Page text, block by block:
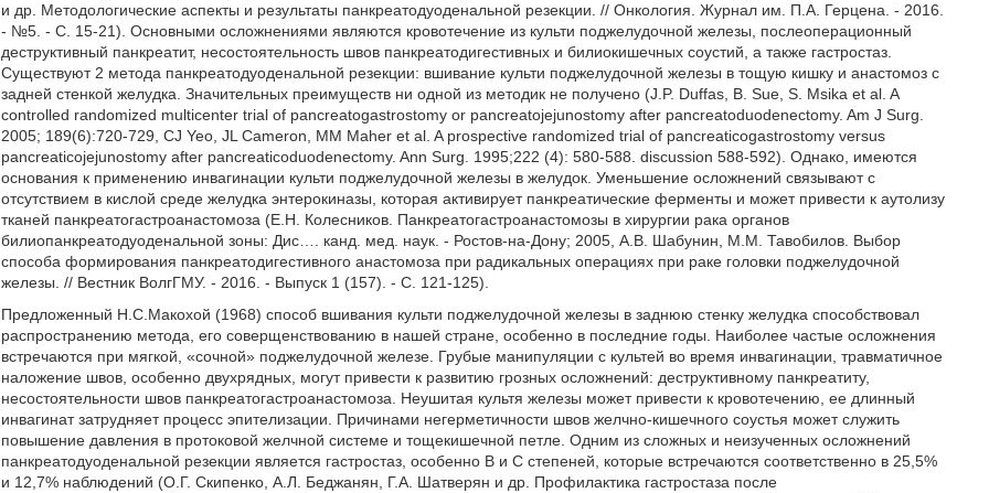
и др. Методологические аспекты и результаты панкреатодуоденальной резекции. // Онкология. Журнал им. П.А. Герцена. - 2016.
- №5. - С. 15-21). Основными осложнениями являются кровотечение из культи поджелудочной железы, послеоперационный
деструктивный панкреатит, несостоятельность швов панкреатодигестивных и билиокишечных соустий, а также гастростаз.
Существуют 2 метода панкреатодуоденальной резекции: вшивание культи поджелудочной железы в тощую кишку и анастомоз с
задней стенкой желудка. Значительных преимуществ ни одной из методик не получено (J.P. Duffas, В. Sue, S. Msika et al. A
controlled randomized multicenter trial of pancreatogastrostomy or pancreatojejunostomy after pancreatoduodenectomy. Am J Surg.
2005; 189(6):720-729, CJ Yeo, JL Cameron, MM Maher et al. A prospective randomized trial of pancreaticogastrostomy versus
pancreaticojejunostomy after pancreaticoduodenectomy. Ann Surg. 1995;222 (4): 580-588. discussion 588-592). Однако, имеются
основания к применению инвагинации культи поджелудочной железы в желудок. Уменьшение осложнений связывают с
отсутствием в кислой среде желудка энтерокиназы, которая активирует панкреатические ферменты и может привести к аутолизу
тканей панкреатогастроанастомоза (Е.Н. Колесников. Панкреатогастроанастомозы в хирургии рака органов
билиопанкреатодуоденальной зоны: Дис…. канд. мед. наук. - Ростов-на-Дону; 2005, А.В. Шабунин, М.М. Тавобилов. Выбор
способа формирования панкреатодигестивного анастомоза при радикальных операциях при раке головки поджелудочной
железы. // Вестник ВолгГМУ. - 2016. - Выпуск 1 (157). - С. 121-125).
Предложенный Н.С.Макохой (1968) способ вшивания культи поджелудочной железы в заднюю стенку желудка способствовал
распространению метода, его соверщенствованию в нашей стране, особенно в последние годы. Наиболее частые осложнения
встречаются при мягкой, «сочной» поджелудочной железе. Грубые манипуляции с культей во время инвагинации, травматичное
наложение швов, особенно двухрядных, могут привести к развитию грозных осложнений: деструктивному панкреатиту,
несостоятельности швов панкреатогастроанастомоза. Неушитая культя железы может привести к кровотечению, ее длинный
инвагинат затрудняет процесс эпителизации. Причинами негерметичности швов желчно-кишечного соустья может служить
повышение давления в протоковой желчной системе и тощекишечной петле. Одним из сложных и неизученных осложнений
панкреатодуоденальной резекции является гастростаз, особенно В и С степеней, которые встречаются соответственно в 25,5%
и 12,7% наблюдений (О.Г. Скипенко, А.Л. Беджанян, Г.А. Шатверян и др. Профилактика гастростаза после